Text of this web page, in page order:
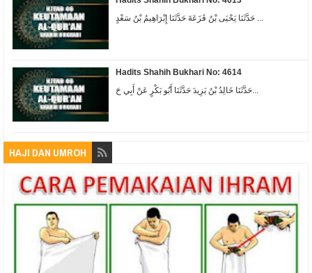
حَدَّثَنَا يَحْيَى بْنُ قَزَعَةَ حَدَّثَنَا إِبْرَاهِيمُ بْنُ سَعْدٍ ...
Hadits Shahih Bukhari No: 4614
حَدَّثَنَا خَالِدُ بْنُ يَزِيدَ حَدَّثَنَا أَبُو بَكْرٍ عَنْ أَبِي حَ...
HAJI DAN UMROH